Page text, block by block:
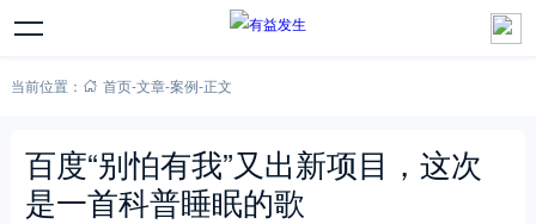
当前位置： 首页-文章-案例-正文
百度“别怕有我”又出新项目，这次
是一首科普睡眠的歌